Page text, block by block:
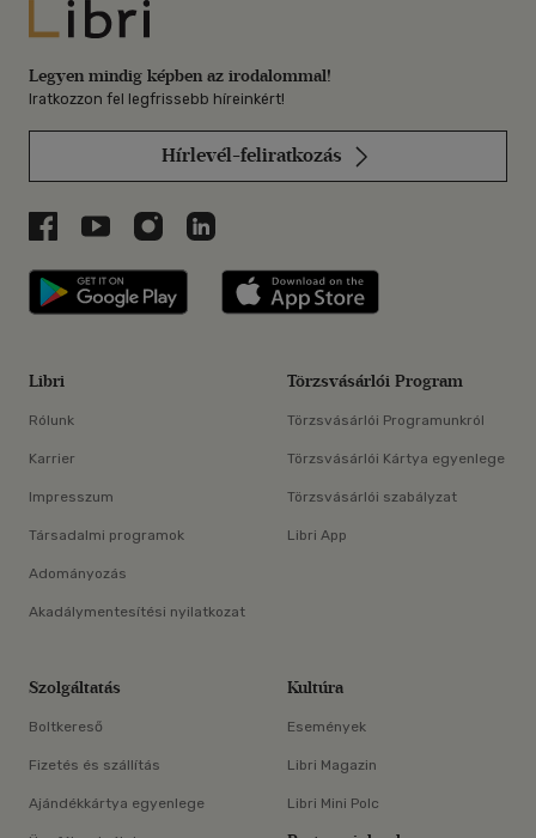
Libri
Legyen mindig képben az irodalommal!
Iratkozzon fel legfrissebb híreinkért!
Hírlevél-feliratkozás
Libri a Facebookon
Libri a Youtube-on
Libri az Instagramon
Libri a LinkedInen
Libri applikáció Szerezd meg: Google
Libri
Rólunk
Karrier
Impresszum
Társadalmi programok
Adományozás
Akadálymentesítési nyilatkozat
Törzsvásárlói Program
Törzsvásárlói Programunkról
Törzsvásárlói Kártya egyenlege
Törzsvásárlói szabályzat
Libri App
Szolgáltatás
Boltkereső
Fizetés és szállítás
Ajándékkártya egyenlege
Kultúra
Események
Libri Magazin
Libri Mini Polc